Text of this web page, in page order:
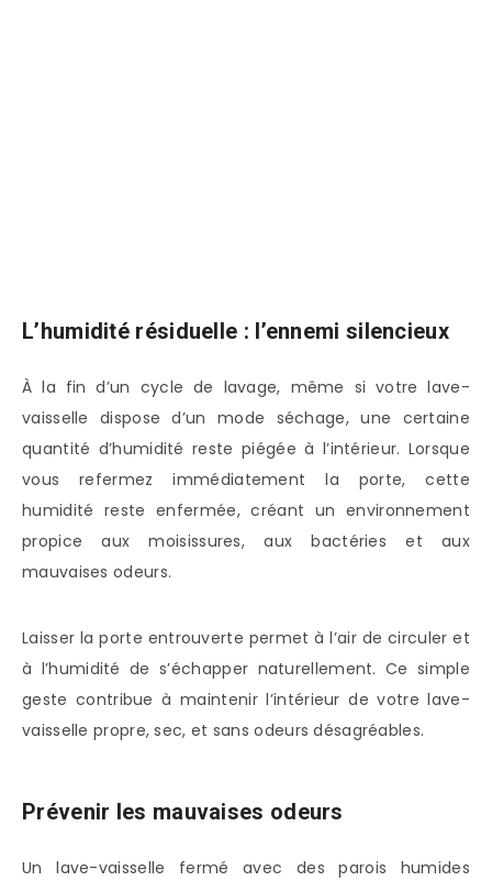
L’humidité résiduelle : l’ennemi silencieux
À la fin d’un cycle de lavage, même si votre lave-
vaisselle dispose d’un mode séchage, une certaine
quantité d’humidité reste piégée à l’intérieur. Lorsque
vous refermez immédiatement la porte, cette
humidité reste enfermée, créant un environnement
propice aux moisissures, aux bactéries et aux
mauvaises odeurs.
Laisser la porte entrouverte permet à l’air de circuler et
à l’humidité de s’échapper naturellement. Ce simple
geste contribue à maintenir l’intérieur de votre lave-
vaisselle propre, sec, et sans odeurs désagréables.
Prévenir les mauvaises odeurs
Un lave-vaisselle fermé avec des parois humides